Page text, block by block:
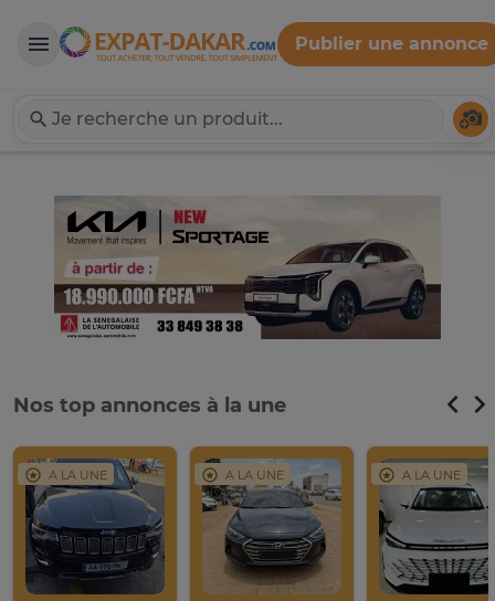
Expat-Dakar
Publier une annonce
Nos top annonces à la une
A LA UNE A LA UNE A LA UNE